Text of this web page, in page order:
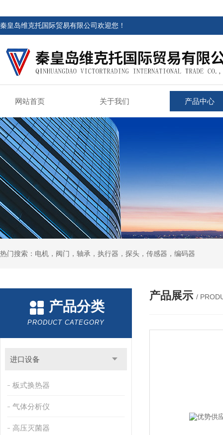
秦皇岛维克托国际贸易有限公司欢迎您！
网站首页 关于我们 产品中心
热门搜索：电机，阀门，轴承，执行器，探头，传感器，编码器
产品分类
PRODUCT CATEGORY
进口设备
板式换热器
气体分析仪
高压灭菌器
产品展示 /